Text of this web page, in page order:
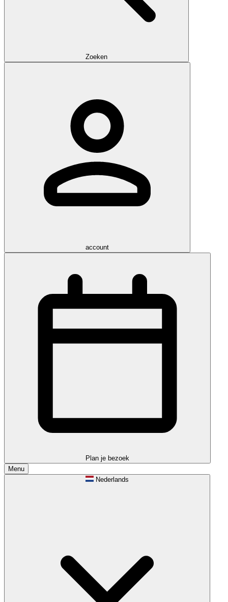
Zoeken
account
Plan je bezoek
Menu
Nederlands